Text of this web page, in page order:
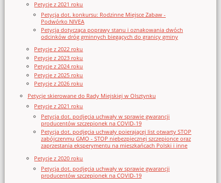
Petycje z 2021 roku
Petycja dot. konkursu: Rodzinne Miejsce Zabaw -
Podwórko NIVEA
Petycja dotycząca poprawy stanu i oznakowania dwóch
odcinków dróg gminnych biegących do granicy gminy
Petycje z 2022 roku
Petycje z 2023 roku
Petycje z 2024 roku
Petycje z 2025 roku
Petycje z 2026 roku
Petycje skierowane do Rady Miejskiej w Olsztynku
Petycje z 2021 roku
Petycja dot. podjęcia uchwały w sprawie gwarancji
producentów szczepionek na COVID-19
Petycja dot. podjęcia uchwały poierającej list otwarty STOP
zabójczenmu GMO - STOP niebezpiecznej szczepionce oraz
zaprzestania eksperymentu na mieszkańcach Polski i inne
Petycje z 2020 roku
Petycja dot. podjęcia uchwały w sprawie gwarancji
producentów szczepionek na COVID-19